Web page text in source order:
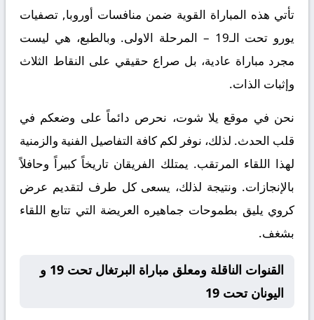
تأتي هذه المباراة القوية ضمن منافسات أوروبا, تصفيات
يورو تحت الـ19 – المرحلة الاولى
. وبالطبع، هي ليست
مجرد مباراة عادية، بل صراع حقيقي على النقاط الثلاث
وإثبات الذات.
نحن في موقع يلا شوت، نحرص دائماً على وضعكم في
قلب الحدث. لذلك، نوفر لكم كافة التفاصيل الفنية والزمنية
لهذا اللقاء المرتقب. يمتلك الفريقان تاريخاً كبيراً وحافلاً
بالإنجازات. ونتيجة لذلك، يسعى كل طرف لتقديم عرض
كروي يليق بطموحات جماهيره العريضة التي تتابع اللقاء
بشغف.
القنوات الناقلة ومعلق مباراة البرتغال تحت 19 و
اليونان تحت 19